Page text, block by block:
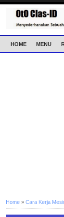
HOME MENU
Home » Cara Kerja